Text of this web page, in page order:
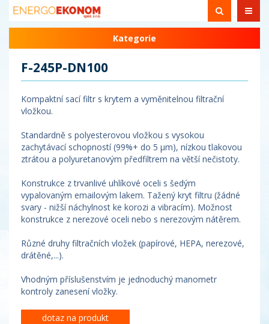
Kategorie
F-245P-DN100
Kompaktní sací filtr s krytem a vyměnitelnou filtrační
vložkou.
Standardně s polyesterovou vložkou s vysokou
zachytávací schopností (99%+ do 5 µm), nízkou tlakovou
ztrátou a polyuretanovým předfiltrem na větší nečistoty.
Konstrukce z trvanlivé uhlíkové oceli s šedým
vypalovaným emailovým lakem. Tažený kryt filtru (žádné
svary - nižší náchylnost ke korozi a vibracím). Možnost
konstrukce z nerezové oceli nebo s nerezovým nátěrem.
Různé druhy filtračních vložek (papírové, HEPA, nerezové,
drátěné,...).
Vhodným příslušenstvím je jednoduchý manometr
kontroly zanesení vložky.
dotaz na produkt